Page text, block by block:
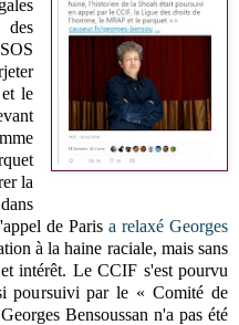
des
le
la
de Paris a relaxé Georges
à la haine raciale, mais sans
intérêt. Le CCIF s'est pourvu
poursuivi par le « Comité de
Bensoussan n'a pas été